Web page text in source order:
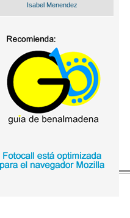
Isabel Menendez